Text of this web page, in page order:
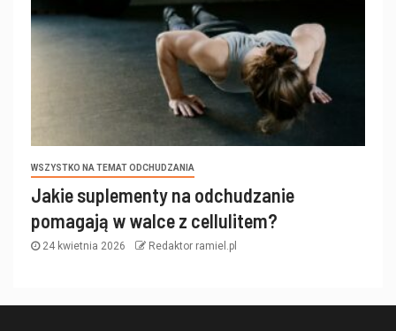
WSZYSTKO NA TEMAT ODCHUDZANIA
Jakie suplementy na odchudzanie
pomagają w walce z cellulitem?
24 kwietnia 2026 Redaktor ramiel.pl